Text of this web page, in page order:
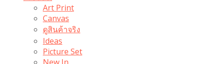
Art Print
Canvas
ดูสินค้าจริง
Ideas
Picture Set
New In